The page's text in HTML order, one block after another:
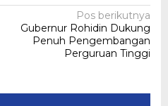
Pos berikutnya
Gubernur Rohidin Dukung
Penuh Pengembangan
Perguruan Tinggi